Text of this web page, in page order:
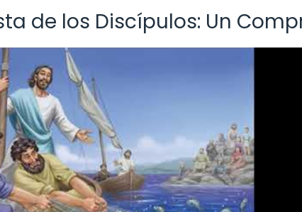
de los Discípulos: Un